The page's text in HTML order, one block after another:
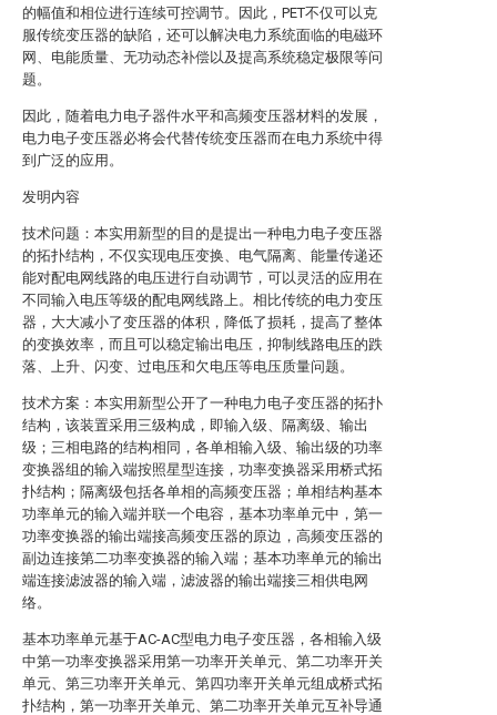
的幅值和相位进行连续可控调节。因此，PET不仅可以克
服传统变压器的缺陷，还可以解决电力系统面临的电磁环
网、电能质量、无功动态补偿以及提高系统稳定极限等问
题。
因此，随着电力电子器件水平和高频变压器材料的发展，
电力电子变压器必将会代替传统变压器而在电力系统中得
到广泛的应用。
发明内容
技术问题：本实用新型的目的是提出一种电力电子变压器
的拓扑结构，不仅实现电压变换、电气隔离、能量传递还
能对配电网线路的电压进行自动调节，可以灵活的应用在
不同输入电压等级的配电网线路上。相比传统的电力变压
器，大大减小了变压器的体积，降低了损耗，提高了整体
的变换效率，而且可以稳定输出电压，抑制线路电压的跌
落、上升、闪变、过电压和欠电压等电压质量问题。
技术方案：本实用新型公开了一种电力电子变压器的拓扑
结构，该装置采用三级构成，即输入级、隔离级、输出
级；三相电路的结构相同，各单相输入级、输出级的功率
变换器组的输入端按照星型连接，功率变换器采用桥式拓
扑结构；隔离级包括各单相的高频变压器；单相结构基本
功率单元的输入端并联一个电容，基本功率单元中，第一
功率变换器的输出端接高频变压器的原边，高频变压器的
副边连接第二功率变换器的输入端；基本功率单元的输出
端连接滤波器的输入端，滤波器的输出端接三相供电网
络。
基本功率单元基于AC-AC型电力电子变压器，各相输入级
中第一功率变换器采用第一功率开关单元、第二功率开关
单元、第三功率开关单元、第四功率开关单元组成桥式拓
扑结构，第一功率开关单元、第二功率开关单元互补导通